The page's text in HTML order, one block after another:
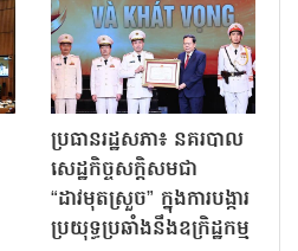
ប្រធានរដ្ឋសភា៖ នគរបាល
សេដ្ឋកិច្ចសក្តិសមជា
“ដាវមុតស្រួច” ក្នុងការបង្ការ
ប្រយុទ្ធប្រឆាំងនឹងឧក្រិដ្ឋកម្ម